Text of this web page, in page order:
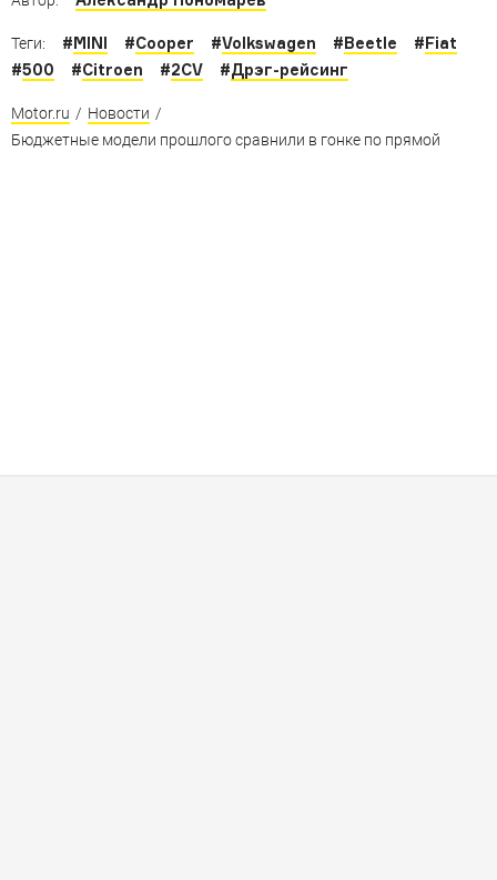
Теги: #MINI #Cooper #Volkswagen #Beetle #Fiat
#500 #Citroen #2CV #Дрэг-рейсинг
Motor.ru / Новости /
Бюджетные модели прошлого сравнили в гонке по прямой